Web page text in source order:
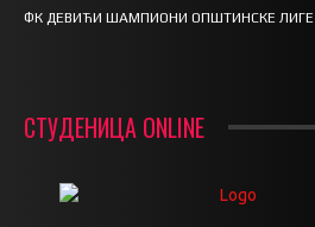
ФК ДЕВИЋИ ШАМПИОНИ ОПШТИНСКЕ ЛИГЕ
СТУДЕНИЦА ONLINE